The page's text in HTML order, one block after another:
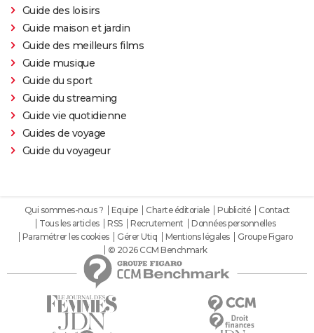
Guide des loisirs
Guide maison et jardin
Guide des meilleurs films
Guide musique
Guide du sport
Guide du streaming
Guide vie quotidienne
Guides de voyage
Guide du voyageur
Qui sommes-nous ? Equipe Charte éditoriale Publicité
Contact
Tous les articles
RSS Recrutement
Données personnelles
Paramétrer les cookies
Gérer Utiq Mentions légales
Groupe Figaro
© 2026 CCM Benchmark